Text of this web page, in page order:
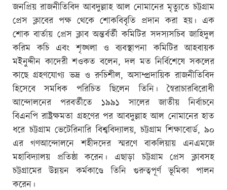
জনপ্রিয় রাজনীতিবিদ আবদুল্লাহ আল নোমানের মৃত্যুতে চট্টগ্রাম
প্রেস ক্লাবের পক্ষ থেকে শোকবিবৃতি প্রদান করা হয়। এক
শোক বার্তায় প্রেস ক্লাব অন্তর্বর্তী কমিটির সদস্যসচিব জাহিদুল
করিম কচি এবং শৃঙ্খলা ও ব্যবস্থাপনা কমিটির আহবায়ক
মইনুদ্দীন কাদেরী শওকত বলেন, দল মত নির্বিশেষে সকলের
কাছে গ্রহণযোগ্য ভদ্র ও রুচিশীল, অসাম্প্রদায়িক রাজনীতিবিদ
হিসেবে সমধিক পরিচিত ছিলেন তিনি। স্বৈরাচারবিরোধী
আন্দোলনের পরবর্তীতে ১৯৯১ সালের জাতীয় নির্বাচনে
বিএনপি রাষ্ট্রক্ষমতা গ্রহণের পর আবদুল্লাহ আল নোমানের হাত
ধরে চট্টগ্রাম ভেটেরিনারি বিশ্ববিদ্যালয়, চট্টগ্রাম শিক্ষাবোর্ড, ৯০
এর গণআন্দোলনে শহীদদের স্মরণে বাকলিয়ায় এনএমজে
মহাবিদ্যালয় প্রতিষ্ঠা করেন। এছাড়া চট্টগ্রাম প্রেস ক্লাবসহ
চট্টগ্রামের উন্নয়ন কর্মকাণ্ডে তিনি গুরুত্বপূর্ণ ভূমিকা পালন
করেন।